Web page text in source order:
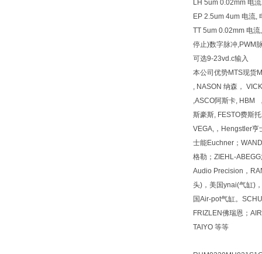
LH 5um 0.02mm 电
EP 2.5um 4um 电流,
TT 5um 0.02mm 电
停止)数字脉冲,PWM
可选9-23vd.c输入
本公司优势MTS现货
, NASON 纳森，
,ASCO阿斯卡, HBM
斯豪斯, FESTO费斯
VEGA,，Hengstler亨
士能Euchner；
格勒；ZIEHL-
Audio Precision，
头)，美国ynai(气缸)
国Air-pot气缸。
FRIZLEN佛瑞恩；
TAIYO 等等